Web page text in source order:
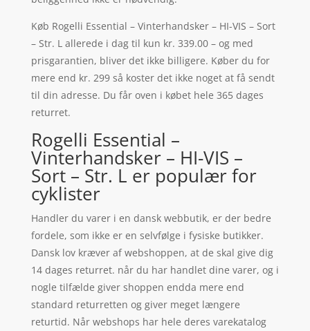
Køb Rogelli Essential – Vinterhandsker – HI-VIS – Sort
– Str. L allerede i dag til kun kr. 339.00 – og med
prisgarantien, bliver det ikke billigere. Køber du for
mere end kr. 299 så koster det ikke noget at få sendt
til din adresse. Du får oven i købet hele 365 dages
returret.
Rogelli Essential –
Vinterhandsker – HI-VIS –
Sort – Str. L er populær for
cyklister
Handler du varer i en dansk webbutik, er der bedre
fordele, som ikke er en selvfølge i fysiske butikker.
Dansk lov kræver af webshoppen, at de skal give dig
14 dages returret. når du har handlet dine varer, og i
nogle tilfælde giver shoppen endda mere end
standard returretten og giver meget længere
returtid. Når webshops har hele deres varekatalog